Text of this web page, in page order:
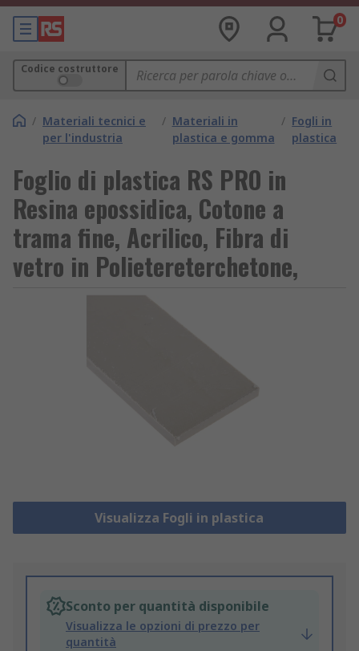
0
Codice costruttore
/ Materiali tecnici e
per l'industria
/ Materiali in
plastica e gomma
/ Fogli in
plastica
Foglio di plastica RS PRO in
Resina epossidica, Cotone a
trama fine, Acrilico, Fibra di
vetro in Polietereterchetone,
Visualizza Fogli in plastica
Sconto per quantità disponibile
Visualizza le opzioni di prezzo per
quantità